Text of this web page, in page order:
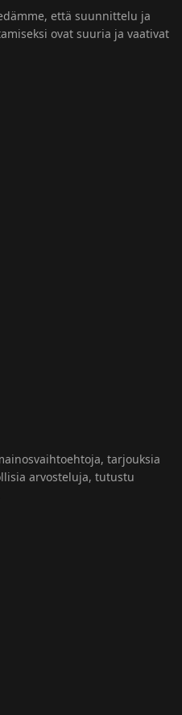
että suunnittelu ja
ovat suuria ja vaativat
tarjouksia
arvosteluja, tutustu